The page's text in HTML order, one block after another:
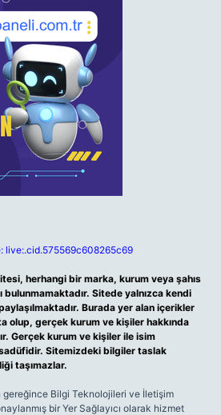
live:.cid.575569c608265c69
herhangi bir marka, kurum veya şahıs
bulunmamaktadır. Sitede yalnızca kendi
Burada yer alan içerikler
olup, gerçek kurum ve kişiler hakkında
Gerçek kurum ve kişiler ile isim
Sitemizdeki bilgiler taslak
taşımazlar.
gereğince Bilgi Teknolojileri ve İletişim
bir Yer Sağlayıcı olarak hizmet